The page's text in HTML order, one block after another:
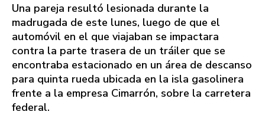
Una pareja resultó lesionada durante la
madrugada de este lunes, luego de que el
automóvil en el que viajaban se impactara
contra la parte trasera de un tráiler que se
encontraba estacionado en un área de descanso
para quinta rueda ubicada en la isla gasolinera
frente a la empresa Cimarrón, sobre la carretera
federal.